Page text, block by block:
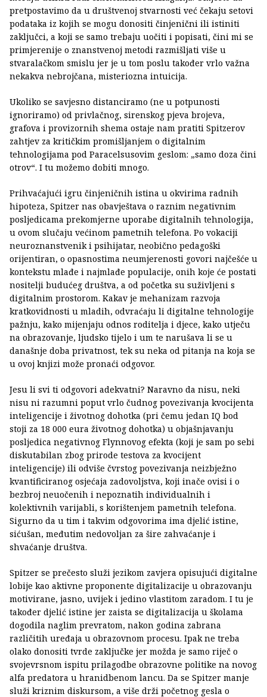
pretpostavimo da u društvenoj stvarnosti već čekaju setovi
podataka iz kojih se mogu donositi činjenični ili istiniti
zaključci, a koji se samo trebaju uočiti i popisati, čini mi se
primjerenije o znanstvenoj metodi razmišljati više u
stvaralačkom smislu jer je u tom poslu također vrlo važna
nekakva nebrojčana, misteriozna intuicija.
Ukoliko se savjesno distanciramo (ne u potpunosti
ignoriramo) od privlačnog, sirenskog pjeva brojeva,
grafova i provizornih shema ostaje nam pratiti Spitzerov
zahtjev za kritičkim promišljanjem o digitalnim
tehnologijama pod Paracelsusovim geslom: „samo doza čini
otrov“. I tu možemo dobiti mnogo.
Prihvaćajući igru činjeničnih istina u okvirima radnih
hipoteza, Spitzer nas obavještava o raznim negativnim
posljedicama prekomjerne uporabe digitalnih tehnologija,
u ovom slučaju većinom pametnih telefona. Po vokaciji
neuroznanstvenik i psihijatar, neobično pedagoški
orijentiran, o opasnostima neumjerenosti govori najčešće u
kontekstu mlađe i najmlađe populacije, onih koje će postati
nositelji budućeg društva, a od početka su suživljeni s
digitalnim prostorom. Kakav je mehanizam razvoja
kratkovidnosti u mladih, odvraćaju li digitalne tehnologije
pažnju, kako mijenjaju odnos roditelja i djece, kako utječu
na obrazovanje, ljudsko tijelo i um te narušava li se u
današnje doba privatnost, tek su neka od pitanja na koja se
u ovoj knjizi može pronaći odgovor.
Jesu li svi ti odgovori adekvatni? Naravno da nisu, neki
nisu ni razumni poput vrlo čudnog povezivanja kvocijenta
inteligencije i životnog dohotka (pri čemu jedan IQ bod
stoji za 18 000 eura životnog dohotka) u objašnjavanju
posljedica negativnog Flynnovog efekta (koji je sam po sebi
diskutabilan zbog prirode testova za kvocijent
inteligencije) ili odviše čvrstog povezivanja neizbježno
kvantificiranog osjećaja zadovoljstva, koji inače ovisi i o
bezbroj neuočenih i nepoznatih individualnih i
kolektivnih varijabli, s korištenjem pametnih telefona.
Sigurno da u tim i takvim odgovorima ima djelić istine,
sićušan, međutim nedovoljan za šire zahvaćanje i
shvaćanje društva.
Spitzer se prečesto služi jezikom zavjera opisujući digitalne
lobije kao aktivne proponente digitalizacije u obrazovanju
motivirane, jasno, uvijek i jedino vlastitom zaradom. I tu je
također djelić istine jer zaista se digitalizacija u školama
dogodila naglim prevratom, nakon godina zabrana
različitih uređaja u obrazovnom procesu. Ipak ne treba
olako donositi tvrde zaključke jer možda je samo riječ o
svojevrsnom ispitu prilagodbe obrazovne politike na novog
alfa predatora u hranidbenom lancu. Da se Spitzer manje
služi kriznim diskursom, a više drži početnog gesla o